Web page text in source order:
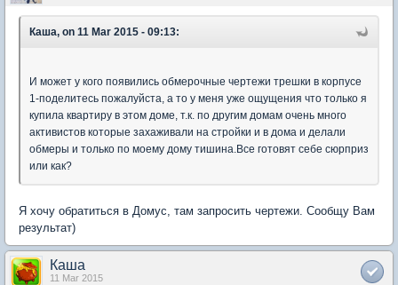
Каша, on 11 Mar 2015 - 09:13:
И может у кого появились обмерочные чертежи трешки в корпусе
1-поделитесь пожалуйста, а то у меня уже ощущения что только я
купила квартиру в этом доме, т.к. по другим домам очень много
активистов которые захаживали на стройки и в дома и делали
обмеры и только по моему дому тишина.Все готовят себе сюрприз
или как?
Я хочу обратиться в Домус, там запросить чертежи. Сообщу Вам
результат)
Каша
11 Mar 2015